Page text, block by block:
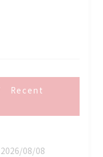
Recent
2026/08/08